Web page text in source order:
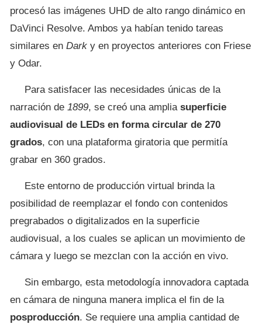
procesó las imágenes UHD de alto rango dinámico en
DaVinci Resolve. Ambos ya habían tenido tareas
similares en Dark y en proyectos anteriores con Friese
y Odar.
Para satisfacer las necesidades únicas de la
narración de 1899, se creó una amplia superficie
audiovisual de LEDs en forma circular de 270
grados, con una plataforma giratoria que permitía
grabar en 360 grados.
Este entorno de producción virtual brinda la
posibilidad de reemplazar el fondo con contenidos
pregrabados o digitalizados en la superficie
audiovisual, a los cuales se aplican un movimiento de
cámara y luego se mezclan con la acción en vivo.
Sin embargo, esta metodología innovadora captada
en cámara de ninguna manera implica el fin de la
posproducción. Se requiere una amplia cantidad de